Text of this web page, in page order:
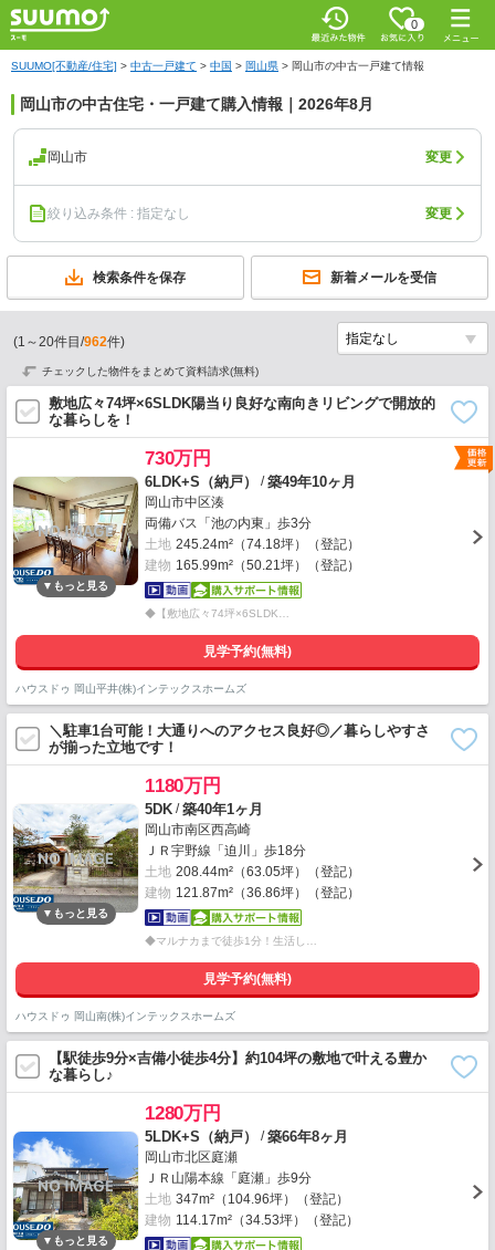
0
SUUMO[不動産/住宅] > 中古一戸建て > 中国 > 岡山県 > 岡山市の中古一戸建て情報
岡山市の中古住宅・一戸建て購入情報｜2026年8月
岡山市 変更
絞り込み条件 : 指定なし 変更
検索条件を保存 新着メールを受信
(1 ～20件目/962件)
チェックした物件をまとめて資料請求(無料)
敷地広々74坪×6SLDK陽当り良好な南向きリビングで開放的
な暮らしを！
730万円
6LDK+S（納戸） /築49年10ヶ月
岡山市中区湊
両備バス「池の内東」歩3分
土地 245.24m²（74.18坪）（登記）
建物 165.99m²（50.21坪）（登記）
◆【敷地広々74坪×6SLDK…
見学予約(無料)
ハウスドゥ 岡山平井(株)インテックスホームズ
＼駐車1台可能！大通りへのアクセス良好◎／暮らしやすさ
が揃った立地です！
1180万円
5DK /築40年1ヶ月
岡山市南区西高崎
ＪＲ宇野線「迫川」歩18分
土地 208.44m²（63.05坪）（登記）
建物 121.87m²（36.86坪）（登記）
◆マルナカまで徒歩1分！生活し…
見学予約(無料)
ハウスドゥ 岡山南(株)インテックスホームズ
【駅徒歩9分×吉備小徒歩4分】約104坪の敷地で叶える豊か
な暮らし♪
1280万円
5LDK+S（納戸） /築66年8ヶ月
岡山市北区庭瀬
ＪＲ山陽本線「庭瀬」歩9分
土地 347m²（104.96坪）（登記）
建物 114.17m²（34.53坪）（登記）